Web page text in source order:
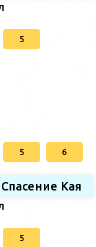
5
5 6
Кая
5